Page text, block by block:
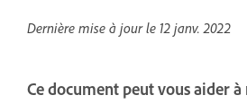
Dernière mise à jour le 12 janv. 2022
Ce document peut vous aider à